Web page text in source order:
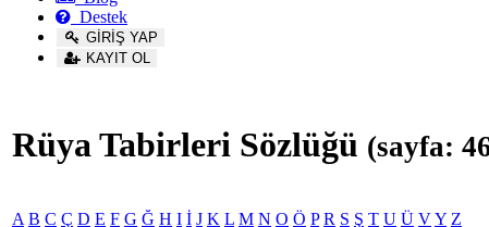
Destek
GİRİŞ YAP
KAYIT OL
Rüya Tabirleri Sözlüğü (sayfa:
A B C Ç D E F G Ğ H I İ J K L M N O Ö P R S Ş T U Ü VY Z